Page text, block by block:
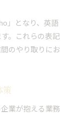
を見極める
分析手法
進め方
較ポイント
字表記確認法
」となり、英語
。これらの表記
のやり取りにお
策
業が抱える業務